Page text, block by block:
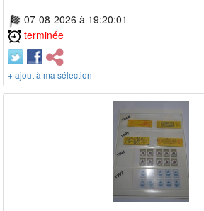
07-08-2026 à 19:20:01
terminée
+ ajout à ma sélection